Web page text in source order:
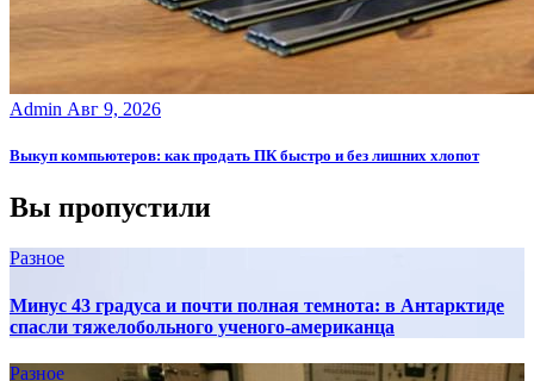
Admin Авг 9, 2026
Выкуп компьютеров: как продать ПК быстро и без лишних хлопот
Вы пропустили
Разное
Минус 43 градуса и почти полная темнота: в Антарктиде
спасли тяжелобольного ученого-американца
Разное